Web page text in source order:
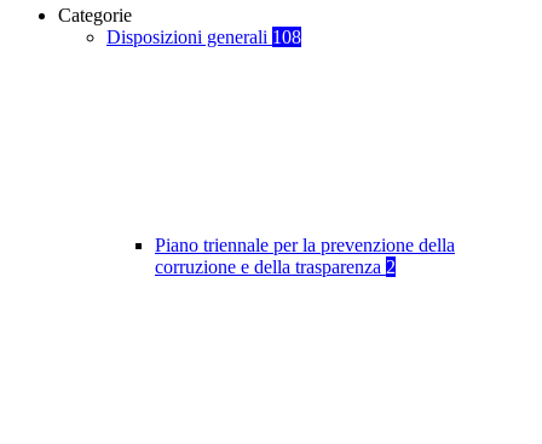
Categorie
Disposizioni generali 108
Piano triennale per la prevenzione della
corruzione e della trasparenza 2